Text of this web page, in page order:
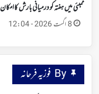
ممبئی میں ہفتہ کو درمیانی بارش کا امکان
8 اگست 2026 - 12:04
By فوزیہ فرحانہ